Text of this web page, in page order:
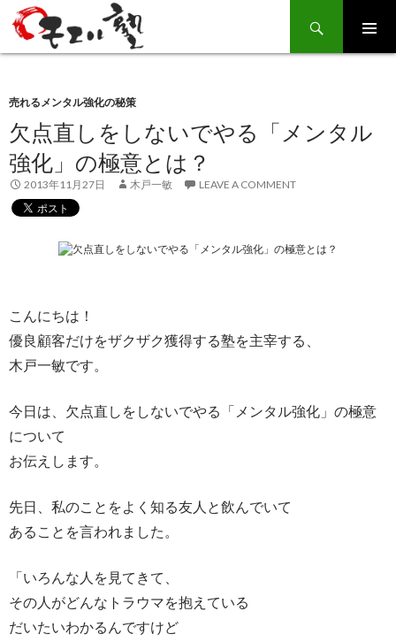
Search
SKIP
TO
売れるメンタル強化の秘策
欠点直しをしないでやる「メンタル
強化」の極意とは？
2013年11月27日 木戸一敏 LEAVE A COMMENT
こんにちは！
優良顧客だけをザクザク獲得する塾を主宰する、
木戸一敏です。
今日は、欠点直しをしないでやる「メンタル強化」の極意
について
お伝えします。
先日、私のことをよく知る友人と飲んでいて
あることを言われました。
「いろんな人を見てきて、
その人がどんなトラウマを抱えている
だいたいわかるんですけど